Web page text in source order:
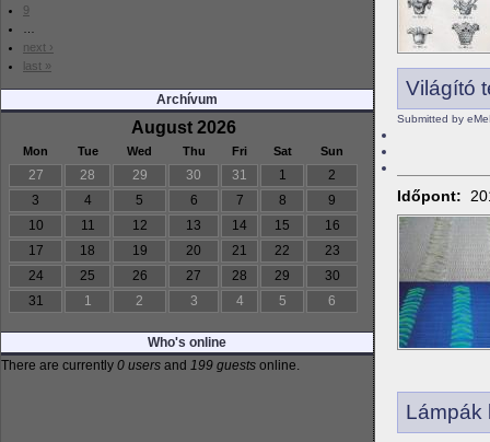
9
next ›
last »
Archívum
August 2026
Mon Tue Wed Thu Fri Sat Sun
27 28 29 30 31 1
2
3
4 5 6 7 8
9
10
11 12 13 14 15
16
17
18 19 20 21 22
23
24
25 26 27 28 29
30
31
1 2 3 4 5 6
Who's online
There are currently 0 users and 199 guests online.
Világító
Submitted by
Időpont:
Lámpák